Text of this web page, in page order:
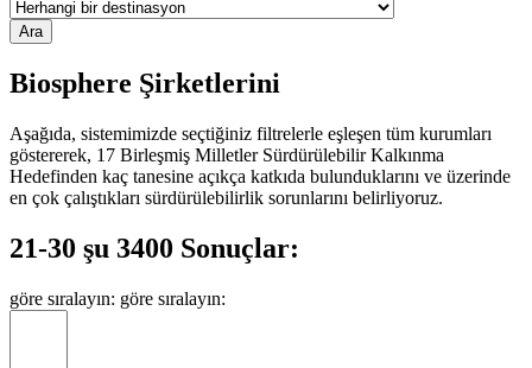
Biosphere Şirketlerini
Aşağıda, sistemimizde seçtiğiniz filtrelerle eşleşen tüm kurumları
göstererek, 17 Birleşmiş Milletler Sürdürülebilir Kalkınma
Hedefinden kaç tanesine açıkça katkıda bulunduklarını ve üzerinde
en çok çalıştıkları sürdürülebilirlik sorunlarını belirliyoruz.
21-30 şu 3400 Sonuçlar:
göre sıralayın: göre sıralayın: